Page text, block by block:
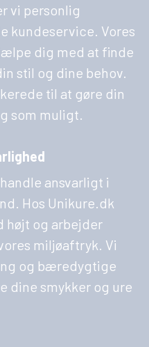
vi personlig
kundeservice. Vores
dig med at finde
stil og dine behov.
til at gøre din
som muligt.
ansvarligt i
Hos Unikure.dk
og arbejder
miljøaftryk. Vi
og bæredygtige
dine smykker og ure